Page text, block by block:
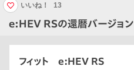
e:HEV RSの還暦バージョン
いいね！ 13
フィット e:HEV RS